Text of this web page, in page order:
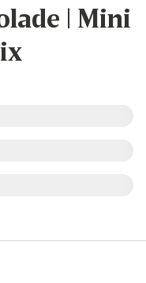
| Mini